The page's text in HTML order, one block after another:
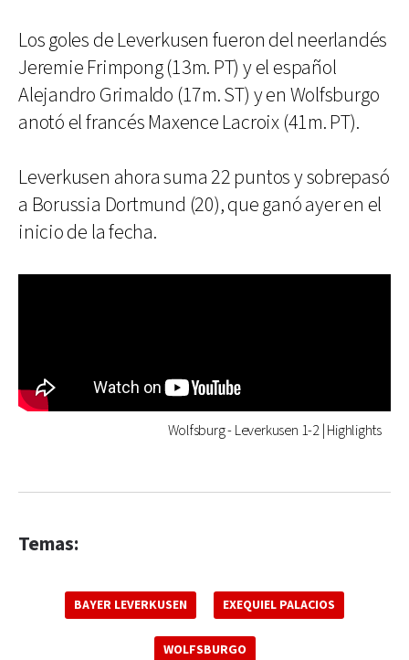
Los goles de Leverkusen fueron del neerlandés
Jeremie Frimpong (13m. PT) y el español
Alejandro Grimaldo (17m. ST) y en Wolfsburgo
anotó el francés Maxence Lacroix (41m. PT).
Leverkusen ahora suma 22 puntos y sobrepasó
a Borussia Dortmund (20), que ganó ayer en el
inicio de la fecha.
Wolfsburg - Leverkusen 1-2 | Highlights
Temas:
BAYER LEVERKUSEN EXEQUIEL PALACIOS
WOLFSBURGO